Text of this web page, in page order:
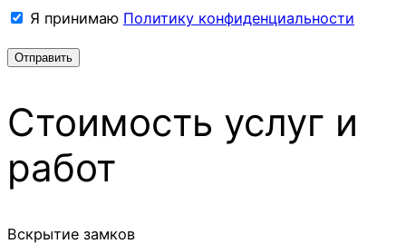
Я принимаю Политику конфиденциальности
Стоимость услуг и
работ
Вскрытие замков